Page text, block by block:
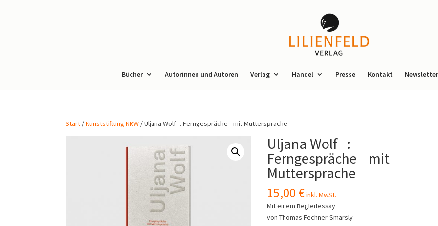
Bücher Autorinnen und Autoren Verlag Handel Presse Kontakt Newsletter
Start /Kunststiftung NRW / Uljana Wolf : Ferngespräche mit Muttersprache
Uljana Wolf :
Ferngespräche mit
Muttersprache
15,00 €inkl. MwSt.
Mit einem Begleitessay
von Thomas Fechner-Smarsly